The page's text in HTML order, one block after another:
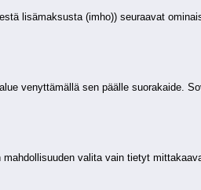
lisämaksusta (imho)) seuraavat
venyttämällä sen päälle suorakaide.
valita vain tietyt